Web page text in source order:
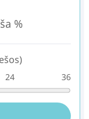
%
24 36